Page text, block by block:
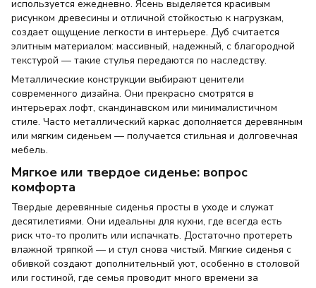
используется ежедневно. Ясень выделяется красивым
рисунком древесины и отличной стойкостью к нагрузкам,
создает ощущение легкости в интерьере. Дуб считается
элитным материалом: массивный, надежный, с благородной
текстурой — такие стулья передаются по наследству.
Металлические конструкции выбирают ценители
современного дизайна. Они прекрасно смотрятся в
интерьерах лофт, скандинавском или минималистичном
стиле. Часто металлический каркас дополняется деревянным
или мягким сиденьем — получается стильная и долговечная
мебель.
Мягкое или твердое сиденье: вопрос
комфорта
Твердые деревянные сиденья просты в уходе и служат
десятилетиями. Они идеальны для кухни, где всегда есть
риск что-то пролить или испачкать. Достаточно протереть
влажной тряпкой — и стул снова чистый. Мягкие сиденья с
обивкой создают дополнительный уют, особенно в столовой
или гостиной, где семья проводит много времени за